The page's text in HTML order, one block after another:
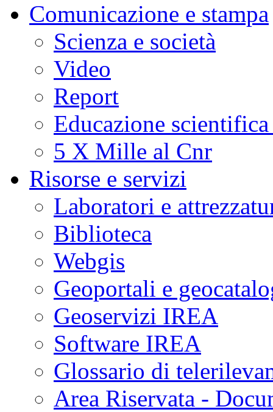
Comunicazione e stampa
Scienza e società
Video
Report
Educazione
5 X Mille al Cnr
Risorse e servizi
Laboratori e
Biblioteca
Webgis
Geoportali e
Geoservizi IREA
Software IREA
Glossario di
Area Riservata -